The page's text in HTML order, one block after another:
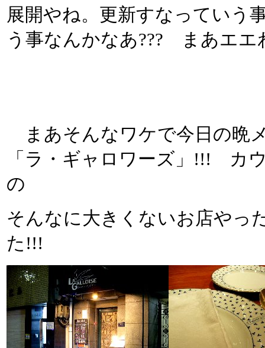
展開やね。更新すなってい
う事なんかなあ??? まあエエ
まあそんなワケで今日の晩
「ラ・ギャロワーズ」!!! カ
の
そんなに大きくないお店やっ
た!!!